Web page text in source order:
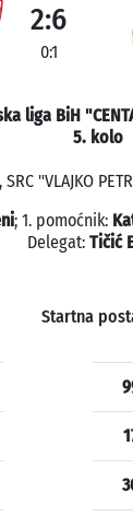
2:6
0:1
liga BiH
5. kolo
"VLAJKO
; 1. pomoćnik:
Delegat: Tičić
Startna